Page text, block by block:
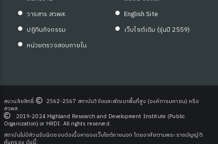
วารสาร สวพส.
ปฏิทินกิจกรรม
หน่วยตรวจสอบภายใน
English Site
เว็บไซต์เดิม (รุ่นปี 2559)
สงวนลิขสิทธิ์
2562-2567 สถาบันวิจัยและพัฒนาพื้นที่สูง (องค์การมหาชน) หรือ
สวพส.
2019-2024 Highland Research and Development Institute (Public
Organization) or HRDI. All rights reserved.
สถาบันไม่มีส่วนรับผิดชอบต่อเนื้อหาของเว็บไซต์ภายนอก โดยอาศัยตามพระราชบัญญัติ